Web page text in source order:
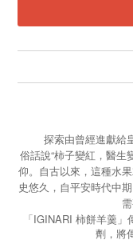
探索由曾經進獻給
俗話說“柿子變紅，醫生
仰。自古以來，這種水
史悠久，自平安時代中
「 IGINARI 柿餅羊羹」
劑，將